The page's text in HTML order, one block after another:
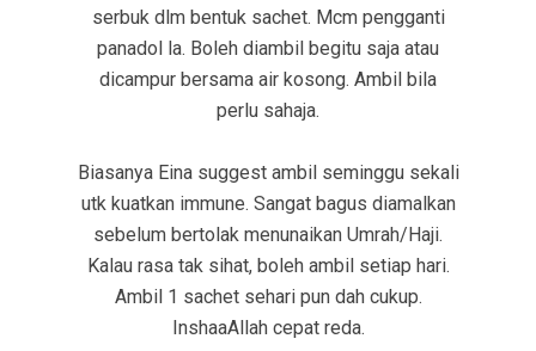
serbuk dlm bentuk sachet. Mcm pengganti
panadol la. Boleh diambil begitu saja atau
dicampur bersama air kosong. Ambil bila
perlu sahaja.
Biasanya Eina suggest ambil seminggu sekali
utk kuatkan immune. Sangat bagus diamalkan
sebelum bertolak menunaikan Umrah/Haji.
Kalau rasa tak sihat, boleh ambil setiap hari.
Ambil 1 sachet sehari pun dah cukup.
InshaaAllah cepat reda.